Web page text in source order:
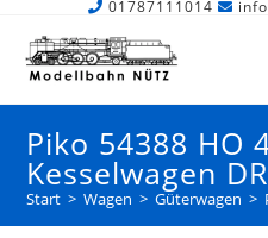
01787111014
Piko 54388 HO
Kesselwagen
Start > Wagen > Güterwagen >